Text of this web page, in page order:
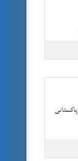
ڈنکی لگا کر یورپ جانے کی خواہش، 177 پاکستانی